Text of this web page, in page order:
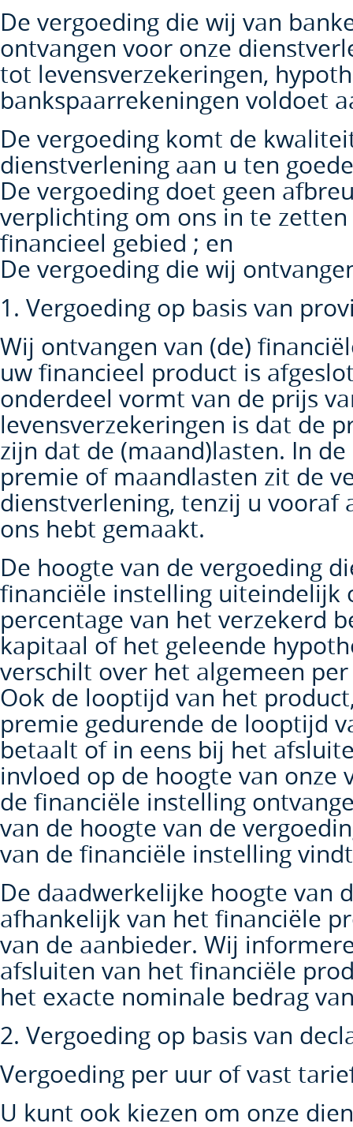
De vergoeding die wij van
ontvangen voor onze
tot levensverzekeringen,
bankspaarrekeningen voldoet
De vergoeding komt de
dienstverlening aan u ten
De vergoeding doet geen
verplichting om ons in te
financieel gebied ; en
De vergoeding die wij
1. Vergoeding op basis van
Wij ontvangen van (de)
uw financieel product is
onderdeel vormt van de prijs
levensverzekeringen is dat de
zijn dat de (maand)lasten. In
premie of maandlasten zit de
dienstverlening, tenzij u vooraf
ons hebt gemaakt.
De hoogte van de vergoeding
financiële instelling uiteindelijk
percentage van het verzekerd
kapitaal of het geleende
verschilt over het algemeen
Ook de looptijd van het
premie gedurende de looptijd
betaalt of in eens bij het
invloed op de hoogte van onze
de financiële instelling
van de hoogte van de
van de financiële instelling
De daadwerkelijke hoogte van
afhankelijk van het financiële
van de aanbieder. Wij
afsluiten van het financiële
het exacte nominale bedrag
2. Vergoeding op basis van
Vergoeding per uur of vast
U kunt ook kiezen om onze